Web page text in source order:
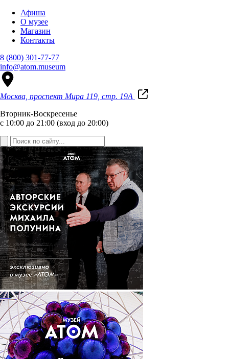
Афиша
О музее
Магазин
Контакты
8 (800) 301-77-77
info@atom.museum
Москва, проспект Мира 119, стр. 19А
Вторник-Воскресенье
с 10:00 до 21:00 (вход до 20:00)